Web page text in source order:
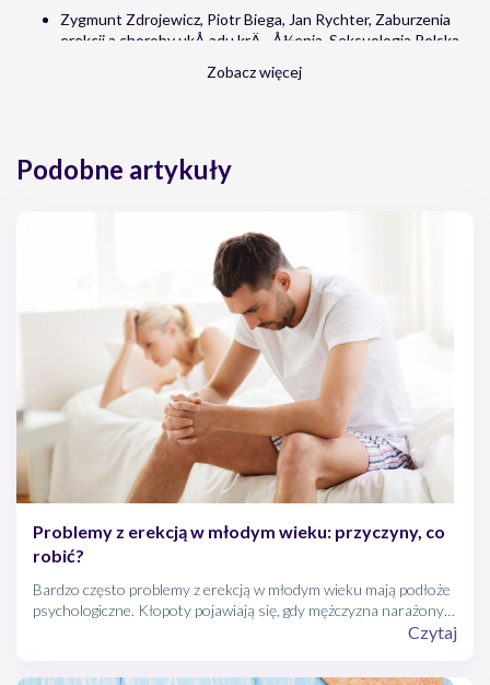
Zygmunt Zdrojewicz, Piotr Biega, Jan Rychter, Zaburzenia
erekcji a choroby ukÅ‚adu krÄ…Å¼enia, Seksuologia Polska
MichaÅ‚ Rabijewski, Diagnostyka i leczenie zaburzeÅ„ erekcji
leczenia farmakologicznego zaburzeÅ„ wzwodu prÄ…cia,
Nowa Medycyna 3/1999
Zobacz więcej
Podobne artykuły
Problemy z erekcją w młodym wieku: przyczyny, co
robić?
Bardzo często problemy z erekcją w młodym wieku mają podłoże
psychologiczne. Kłopoty pojawiają się, gdy mężczyzna narażony
jest na przewlekły stresu, ma niską samoocenę, ma kompleksy i
Czytaj